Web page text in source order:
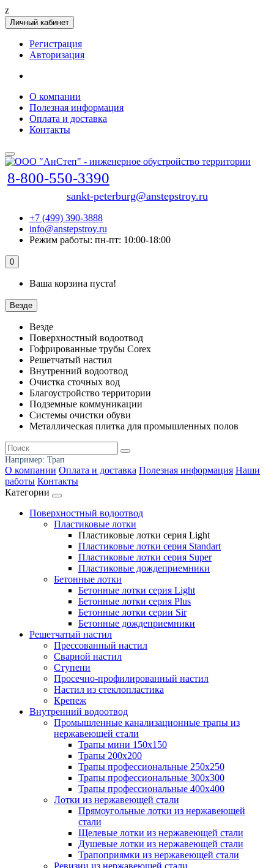
z
Личный кабинет
Регистрация
Авторизация
О компании
Полезная информация
Оплата и доставка
Контакты
8-800-550-3390
sankt-peterburg@anstepstroy.ru
+7 (499) 390-3888
info@anstepstroy.ru
Режим работы: пн-пт: 10:00-18:00
0
Ваша корзина пуста!
Везде
Везде
Поверхностный водоотвод
Гофрированные трубы Corex
Решетчатый настил
Внутренний водоотвод
Очистка сточных вод
Благоустройство территории
Подземные коммуникации
Системы очистки обуви
Металлическая плитка для промышленных полов
Например: Трап
О компании Оплата и доставка Полезная информация Наши
работы Контакты
Категории
Поверхностный водоотвод
Пластиковые лотки
Пластиковые лотки серия Light
Пластиковые лотки серия Standart
Пластиковые лотки серия Super
Пластиковые дождеприемники
Бетонные лотки
Бетонные лотки серия Light
Бетонные лотки серия Plus
Бетонные лотки серии Sir
Бетонные дождеприемники
Решетчатый настил
Прессованный настил
Сварной настил
Ступени
Просечно-профилированный настил
Настил из стеклопластика
Крепеж
Внутренний водоотвод
Промышленные канализационные трапы из
нержавеющей стали
Трапы мини 150х150
Трапы 200х200
Трапы профессиональные 250х250
Трапы профессиональные 300х300
Трапы профессиональные 400х400
Лотки из нержавеющей стали
Прямоугольные лотки из нержавеющей
стали
Щелевые лотки из нержавеющей стали
Душевые лотки из нержавеющей стали
Трапоприямки из нержавеющей стали
Ревизии из нержавеющей стали